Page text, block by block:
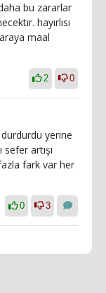
bu zararlar
hayırlısı
maal
2 0
yerine
artışı
fark var her
0 3